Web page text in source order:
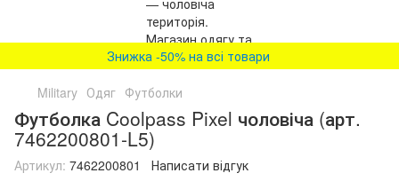
Знижка -50% на всі товари
Military Одяг Футболки
Футболка Coolpass Pixel чоловіча (арт.
7462200801-L5)
Артикул: 7462200801 Написати відгук